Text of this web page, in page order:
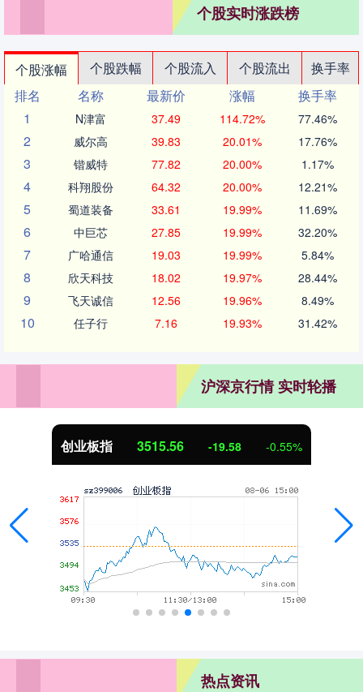
个股实时涨跌榜
个股涨幅 个股跌幅 个股流入 个股流出
换手率
排名
名称 最新价 涨幅
换手率
1
N津富 37.49 114.72% 77.46%
2 威尔高 39.83 20.01% 17.76%
3 锴威特 77.82 20.00% 1.17%
4 科翔股份 64.32 20.00% 12.21%
5 蜀道装备 33.61 19.99% 11.69%
6 中巨芯 27.85 19.99% 32.20%
7 广哈通信 19.03 19.99% 5.84%
8 欣天科技 18.02 19.97% 28.44%
9 飞天诚信 12.56 19.96% 8.49%
10 任子行 7.16 19.93% 31.42%
沪深京行情 实时轮播
创业板指 3515.56 -19.58 -0.55%
热点资讯